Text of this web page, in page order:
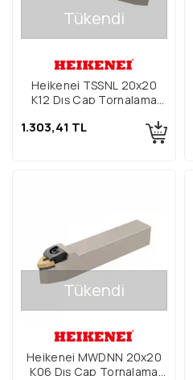
Tükendi
Heikenei TSSNL 20x20
K12 Dış Çap Tornalama
1.303,41 TL
Tükendi
Heikenei MWDNN 20x20
K06 Dış Çap Tornalama